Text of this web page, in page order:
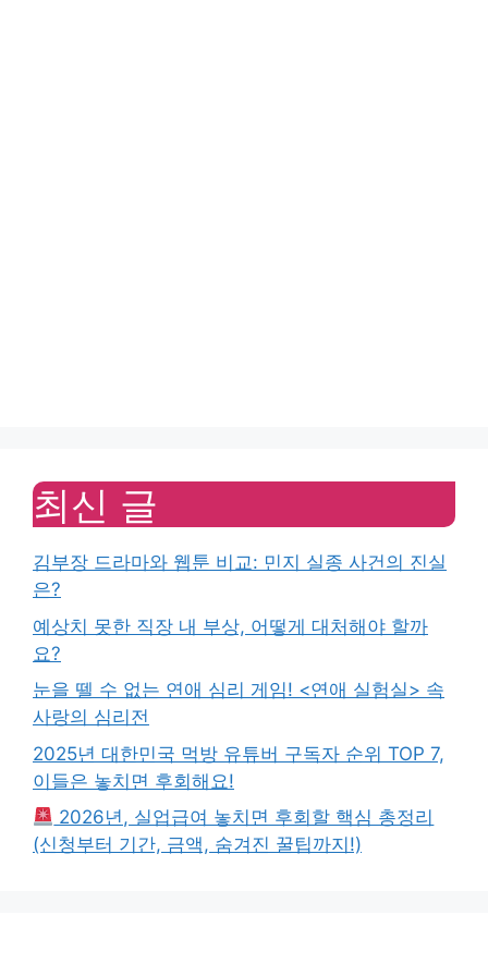
최신 글
김부장 드라마와 웹툰 비교: 민지 실종 사건의 진실
은?
예상치 못한 직장 내 부상, 어떻게 대처해야 할까
요?
눈을 뗄 수 없는 연애 심리 게임! <연애 실험실> 속
사랑의 심리전
2025년 대한민국 먹방 유튜버 구독자 순위 TOP 7,
이들은 놓치면 후회해요!
2026년, 실업급여 놓치면 후회할 핵심 총정리
(신청부터 기간, 금액, 숨겨진 꿀팁까지!)